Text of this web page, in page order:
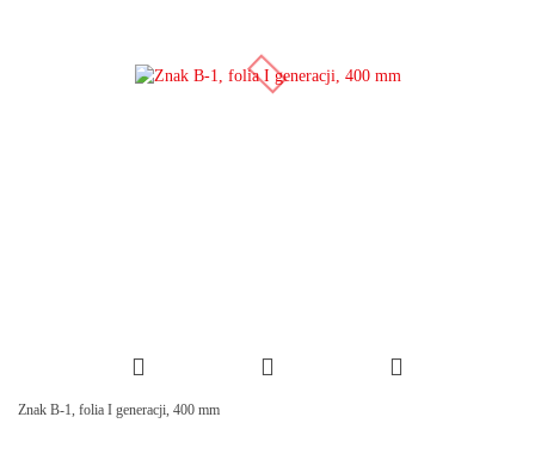
Znak B-1, folia I generacji, 400 mm